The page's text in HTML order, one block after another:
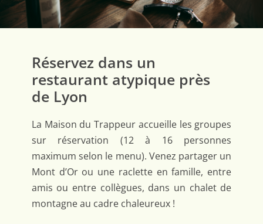
Réservez dans un
restaurant atypique près
de Lyon
La Maison du Trappeur accueille les groupes
sur réservation (12 à 16 personnes
maximum selon le menu). Venez partager un
Mont d’Or ou une raclette en famille, entre
amis ou entre collègues, dans un chalet de
montagne au cadre chaleureux !